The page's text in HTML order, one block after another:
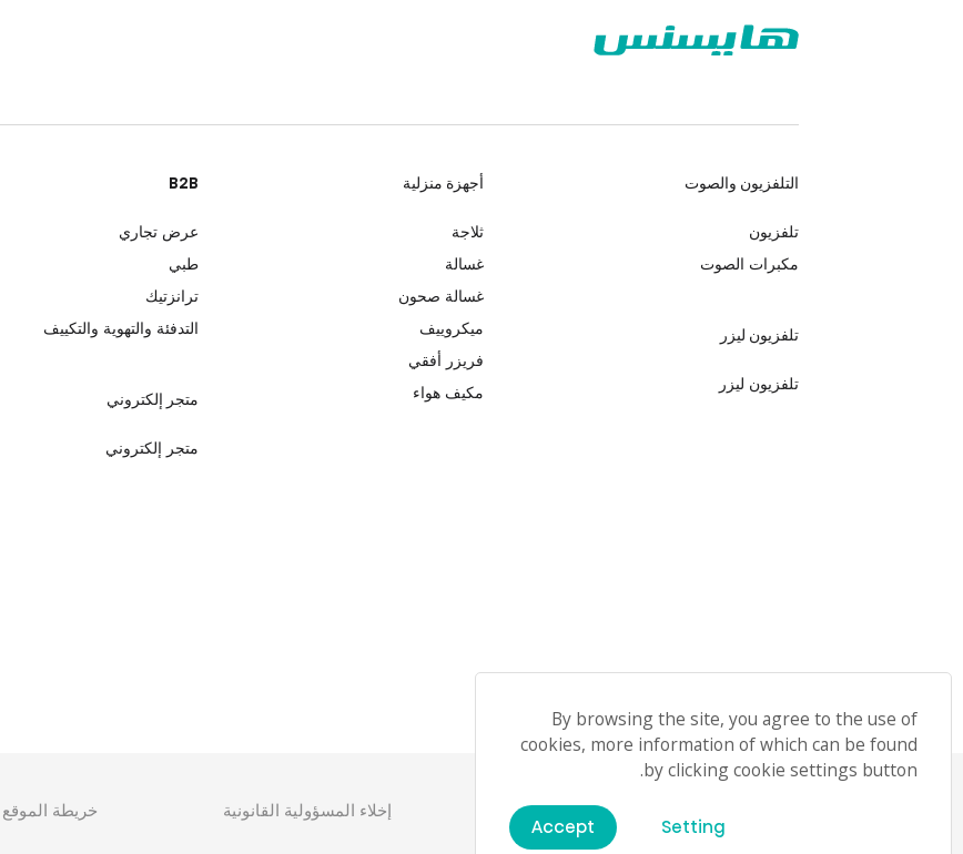
التلفزيون والصوت
تلفزيون
مكبرات الصوت
تلفزيون ليزر
تلفزيون ليزر
أجهزة منزلية
ثلاجة
غسالة
غسالة صحون
ميكروييف
فريزر أفقي
مكيف هواء
B2B
عرض تجاري
طبي
ترانزتيك
التدفئة والتهوية والتكييف
متجر إلكتروني
متجر إلكتروني
English إخلاء المسؤولية القانونية خريطة الموقع
By browsing the site, you agree to the use of
cookies, more information of which can be found
by clicking cookie settings button.
Setting
Accept